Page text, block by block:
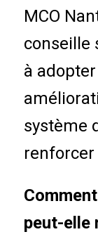
MCO
conseille
à
système
renforcer
peut-elle